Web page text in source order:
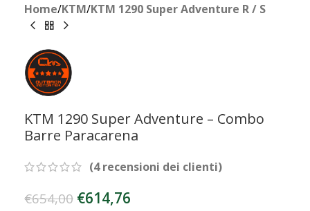
Home/KTM/KTM 1290 Super Adventure R / S
KTM 1290 Super Adventure – Combo
Barre Paracarena
(4recensioni dei clienti)
€654,00 €614,76